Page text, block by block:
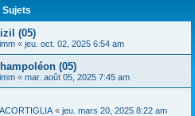
r
Sujets
(05)
« jeu. oct. 02, 2025 6:54 am
(05)
« mar. août 05, 2025 7:45 am
« jeu. mars 20, 2025 8:22 am